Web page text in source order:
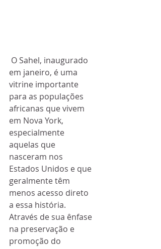
em janeiro, é uma
vitrine importante
para as populações
africanas que vivem
em Nova York,
especialmente
aquelas que
nasceram nos
Estados Unidos e que
geralmente têm
menos acesso direto
a essa história.
Através de sua ênfase
na preservação e
promoção do